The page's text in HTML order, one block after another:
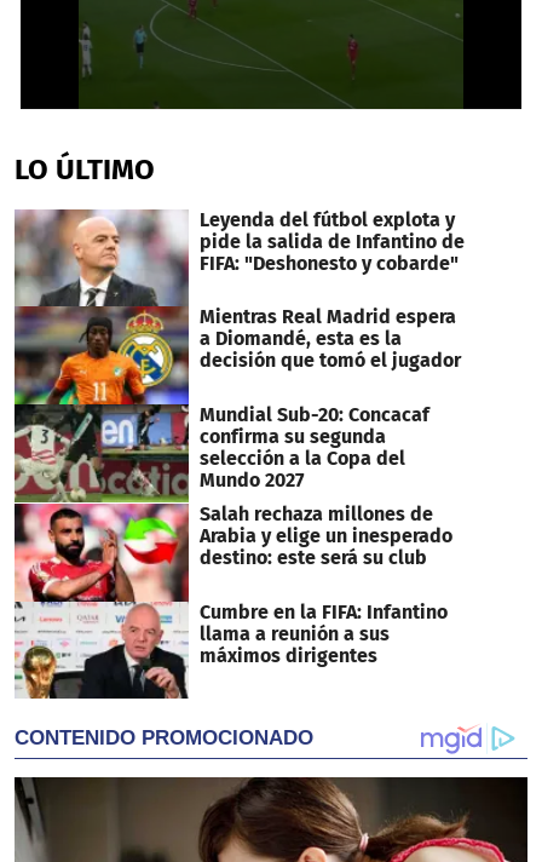
of
32
LO ÚLTIMO
Leyenda del fútbol explota y
pide la salida de Infantino de
FIFA: "Deshonesto y cobarde"
Mientras Real Madrid espera
a Diomandé, esta es la
decisión que tomó el jugador
Mundial Sub-20: Concacaf
confirma su segunda
selección a la Copa del
Mundo 2027
Salah rechaza millones de
Arabia y elige un inesperado
destino: este será su club
Cumbre en la FIFA: Infantino
llama a reunión a sus
máximos dirigentes